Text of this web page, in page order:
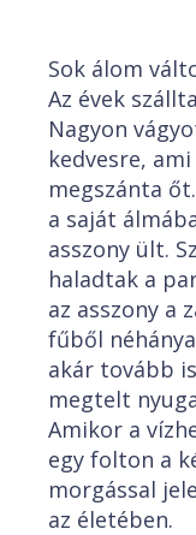
Sok álom
Az évek
Nagyon
kedvesre,
megszánta
a saját
asszony ült.
haladtak a
az asszony a
fűből
akár tovább
megtelt
Amikor a
egy folton a
morgással
az életében.